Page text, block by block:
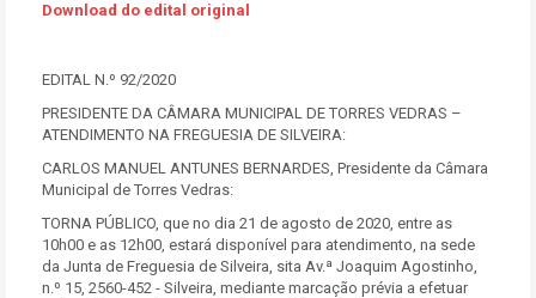
Download do edital original
EDITAL N.º 92/2020
PRESIDENTE DA CÂMARA MUNICIPAL DE TORRES VEDRAS –
ATENDIMENTO NA FREGUESIA DE SILVEIRA:
CARLOS MANUEL ANTUNES BERNARDES, Presidente da Câmara
Municipal de Torres Vedras:
TORNA PÚBLICO, que no dia 21 de agosto de 2020, entre as
10h00 e as 12h00, estará disponível para atendimento, na sede
da Junta de Freguesia de Silveira, sita Av.ª Joaquim Agostinho,
n.º 15, 2560-452 - Silveira, mediante marcação prévia a efetuar